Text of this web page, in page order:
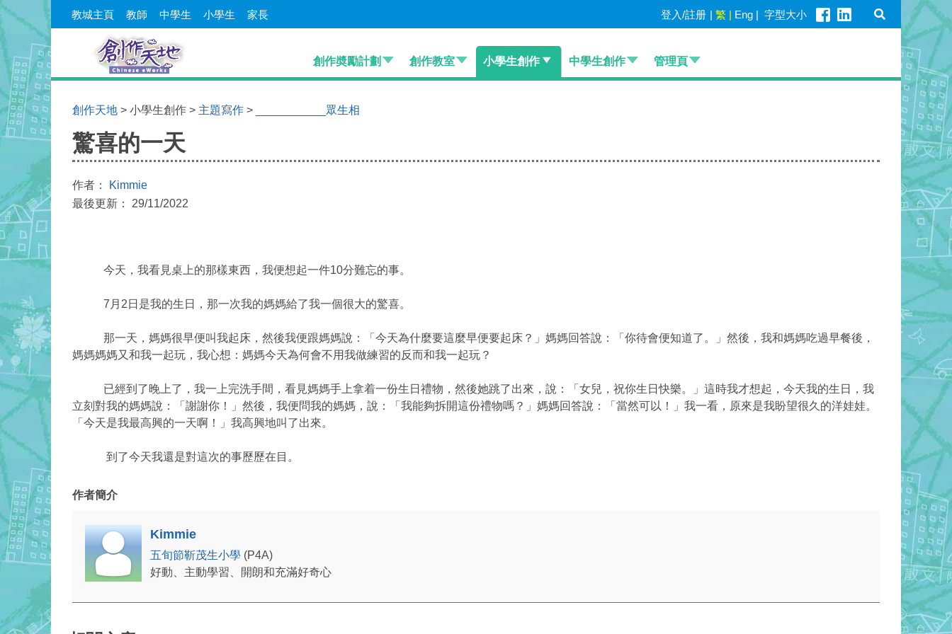
教城主頁 教師 中學生 小學生 家長 登入/註册 | 繁 | Eng | 字型大小
創作奬勵計劃 創作教室 小學生創作 中學生創作 管理頁
創作天地 > 小學生創作 > 主題寫作 > ___________眾生相
驚喜的一天
作者：
Kimmie
最後更新： 29/11/2022
今天，我看見桌上的那樣東西，我便想起一件10分難忘的事。
7月2日是我的生日，那一次我的媽媽給了我一個很大的驚喜。
那一天，媽媽很早便叫我起床，然後我便跟媽媽說：「今天為什麼要這麼早便要起床？」媽媽回答說：「你待會便知道了。」然後，我和媽媽吃過早餐後，
媽媽媽媽又和我一起玩，我心想：媽媽今天為何會不用我做練習的反而和我一起玩？
已經到了晚上了，我一上完洗手間，看見媽媽手上拿着一份生日禮物，然後她跳了出來，說：「女兒，祝你生日快樂。」這時我才想起，今天我的生日，我
立刻對我的媽媽說：「謝謝你！」然後，我便問我的媽媽，說：「我能夠拆開這份禮物嗎？」媽媽回答說：「當然可以！」我一看，原來是我盼望很久的洋娃娃。
「今天是我最高興的一天啊！」我高興地叫了出來。
到了今天我還是對這次的事歷歷在目。
作者簡介
Kimmie
五旬節靳茂生小學 (P4A)
好動、主動學習、開朗和充滿好奇心